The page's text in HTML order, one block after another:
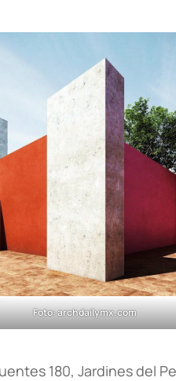
Foto: archdailymx.com
180, Jardines del